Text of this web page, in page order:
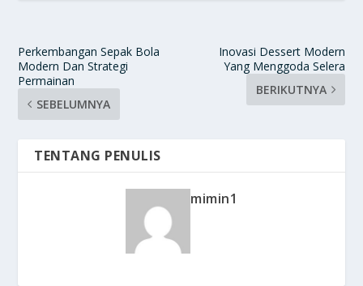
Perkembangan Sepak Bola
Modern Dan Strategi
Permainan
SEBELUMNYA
Inovasi Dessert Modern
Yang Menggoda Selera
BERIKUTNYA
TENTANG PENULIS
mimin1